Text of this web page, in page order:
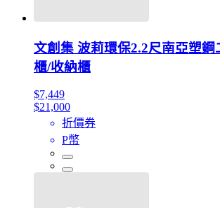
文創集 波莉環保2.2尺南亞塑鋼
櫃/收納櫃
$7,449
$21,000
折價券
P幣